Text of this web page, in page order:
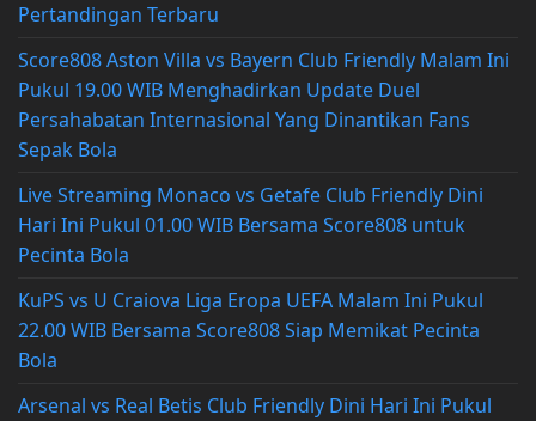
Pertandingan Terbaru
Score808 Aston Villa vs Bayern Club Friendly Malam Ini
Pukul 19.00 WIB Menghadirkan Update Duel
Persahabatan Internasional Yang Dinantikan Fans
Sepak Bola
Live Streaming Monaco vs Getafe Club Friendly Dini
Hari Ini Pukul 01.00 WIB Bersama Score808 untuk
Pecinta Bola
KuPS vs U Craiova Liga Eropa UEFA Malam Ini Pukul
22.00 WIB Bersama Score808 Siap Memikat Pecinta
Bola
Arsenal vs Real Betis Club Friendly Dini Hari Ini Pukul